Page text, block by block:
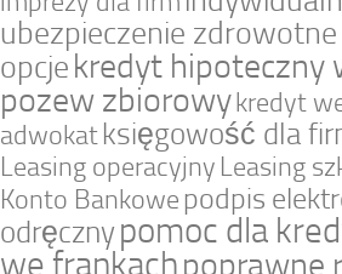
ubezpieczenie zdrowotne
opcjekredyt hipoteczny
pozew zbiorowykredyt
adwokatksięgowość dla
Leasing operacyjny Leasing
Konto Bankowepodpis
odręczny pomoc dla
we frankachpoprawne